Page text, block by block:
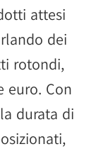
attesi
dei
rotondi,
euro. Con
durata di